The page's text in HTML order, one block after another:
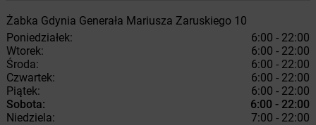
Żabka Gdynia Generała Mariusza Zaruskiego 10
Poniedziałek:
6:00 - 22:00
Wtorek:
6:00 - 22:00
Środa:
6:00 - 22:00
Czwartek:
6:00 - 22:00
Piątek:
6:00 - 22:00
Sobota:
6:00 - 22:00
Niedziela:
7:00 - 22:00